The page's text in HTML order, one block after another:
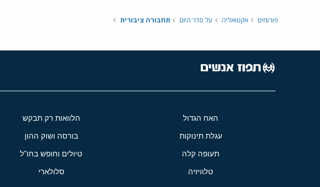
פורומים אקטואליה על סדר היום תחבורה ציבורית
האח הגדול הלוואות רק תבקש
עגלת תינוקות בורסה ושוק ההון
תעופה קלה טיולים וחופש בחו"ל
טלוויזיה סלולארי